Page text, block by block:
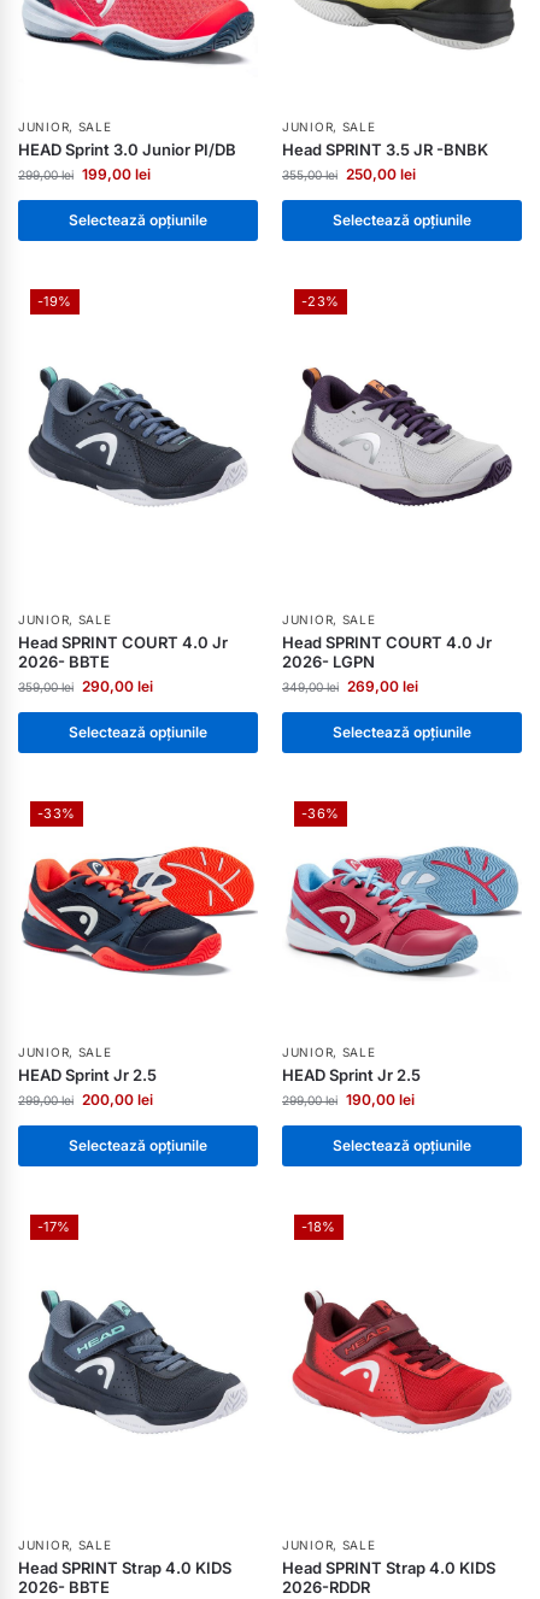
JUNIOR, SALE
HEAD Sprint 3.0 Junior PI/DB
299,00lei 199,00 lei
Selectează opțiunile
JUNIOR, SALE
Head SPRINT 3.5 JR -BNBK
355,00lei 250,00 lei
Selectează opțiunile
-19%
JUNIOR, SALE
Head SPRINT COURT 4.0 Jr
2026- BBTE
359,00lei 290,00 lei
Selectează opțiunile
-23%
JUNIOR, SALE
Head SPRINT COURT 4.0 Jr
2026- LGPN
349,00lei 269,00 lei
Selectează opțiunile
-33%
JUNIOR, SALE
HEAD Sprint Jr 2.5
299,00lei 200,00 lei
Selectează opțiunile
-36%
JUNIOR, SALE
HEAD Sprint Jr 2.5
299,00lei 190,00 lei
Selectează opțiunile
-17%
JUNIOR, SALE
Head SPRINT Strap 4.0 KIDS
2026- BBTE
-18%
JUNIOR, SALE
Head SPRINT Strap 4.0 KIDS
2026-RDDR